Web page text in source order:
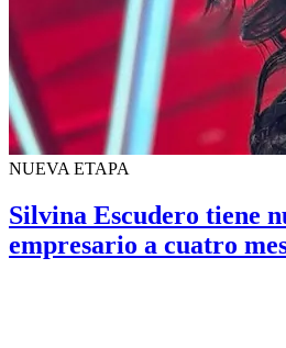
NUEVA ETAPA
Silvina Escudero tiene
empresario a cuatro